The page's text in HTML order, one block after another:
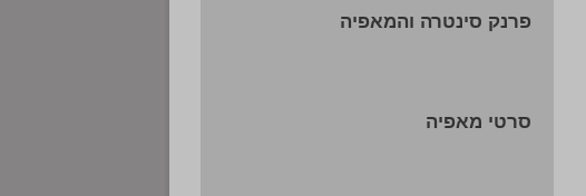
פרנק סינטרה והמאפיה
סרטי מאפיה